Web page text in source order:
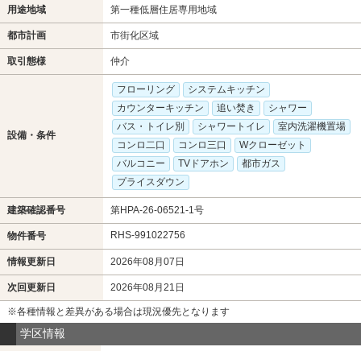
用途地域 第一種低層住居専用地域
都市計画 市街化区域
取引態様 仲介
設備・条件
フローリング
システムキッチン
カウンターキッチン
追い焚き
シャワー
バス・トイレ別
シャワートイレ
室内洗濯機置場
コンロ二口
コンロ三口
Wクローゼット
バルコニー
TVドアホン
都市ガス
プライスダウン
建築確認番号 第HPA-26-06521-1号
物件番号 RHS-991022756
情報更新日 2026年08月07日
次回更新日 2026年08月21日
※各種情報と差異がある場合は現況優先となります
学区情報